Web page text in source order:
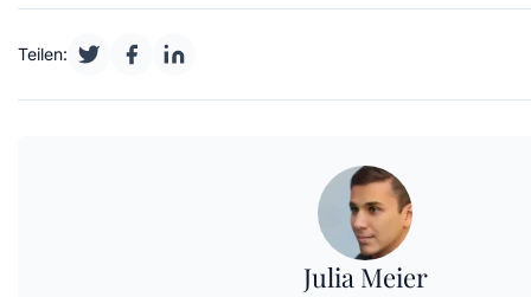
Teilen:
Julia Meier